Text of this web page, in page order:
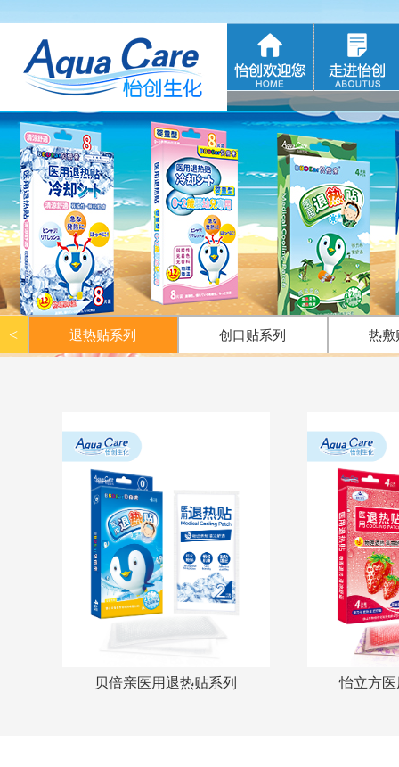
<< 退热贴系列
|
<<
冷敷产品oem
< 退热贴系列 创口贴系列 热敷
贝倍亲医用退热贴系列 怡立方